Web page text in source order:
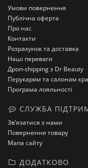
Умови повернення
Публічна оферта
Про нас
Контакти
Розрахунок та доставка
Наші переваги
Дроп-shipping з Dr Beauty
Перукарям та салонам
Програма лояльності
СЛУЖБА
Зв’язатися з нами
Повернення товару
Мапа сайту
ДОДАТКОВО